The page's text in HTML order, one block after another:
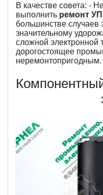
В качестве совета: -
выполнить ремонт
большинстве случаев
значительному
сложной электронной
дорогостоящее
неремонтопригодным.